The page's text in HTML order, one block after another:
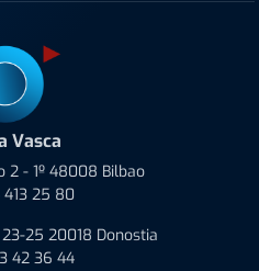
Vasca
2 - 1º 48008 Bilbao
413 25 80
25 20018 Donostia
42 36 44